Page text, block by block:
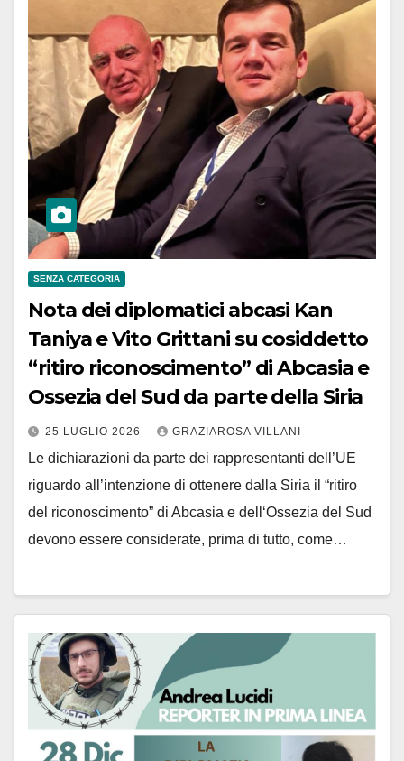
SENZA CATEGORIA
Nota dei diplomatici abcasi Kan
Taniya e Vito Grittani su cosiddetto
“ritiro riconoscimento” di Abcasia e
Ossezia del Sud da parte della Siria
25 LUGLIO 2026 GRAZIAROSA VILLANI
​Le dichiarazioni da parte dei rappresentanti dell’UE
riguardo all’intenzione di ottenere dalla Siria il “ritiro
del riconoscimento” di Abcasia e dell‘Ossezia del Sud
devono essere considerate, prima di tutto, come…